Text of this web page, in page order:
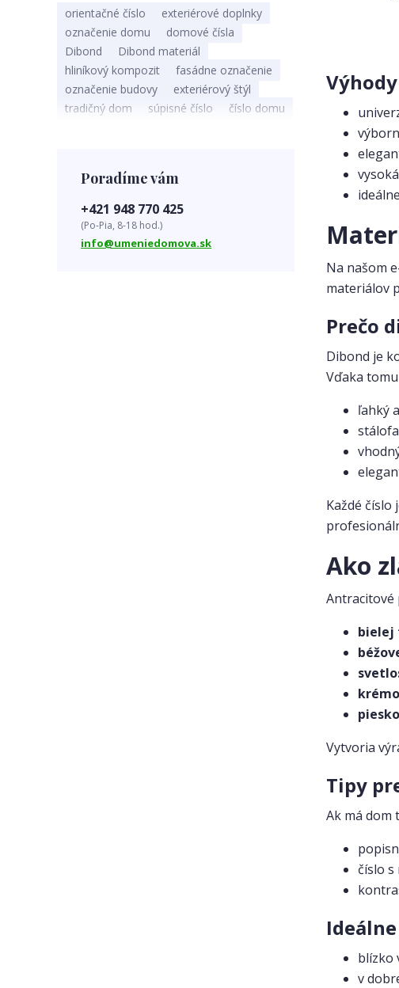
orientačné číslo
exteriérové doplnky
označenie domu
domové čísla
Dibond
Dibond materiál
hliníkový kompozit
fasádne označenie
označenie budovy
exteriérový štýl
tradičný dom
súpisné číslo
číslo domu
rodinný strom
význam rodinného stromu
rodinné hodnoty
personalizovaný darček
rodokmeň
Poradíme vám
+421 948 770 425
(Po-Pia, 8-18 hod.)
info@umeniedomova.sk
Na našom
materiálov
Prečo
Dibond je
Vďaka tomu
ľahký
Každé
Ako
Antracitové
bielej
Vytvoria
Tipy
Ak má dom
číslo s
blízko
v